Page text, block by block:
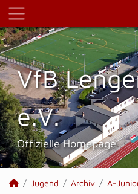
VfB
e.V.
Offizielle Homepage
Jugend Archiv A-